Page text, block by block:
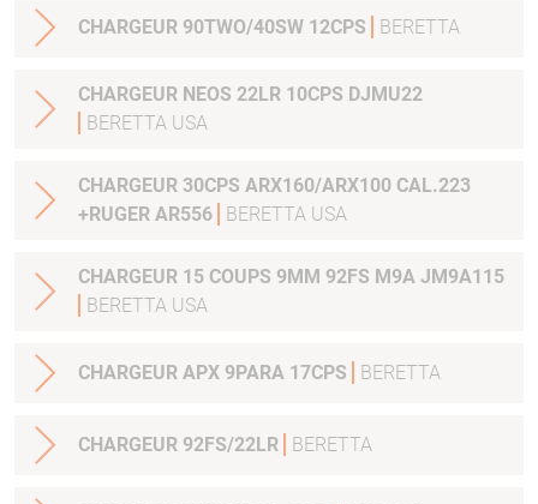
CHARGEUR 90TWO/40SW 12CPS BERETTA
CHARGEUR NEOS 22LR 10CPS DJMU22
BERETTA USA
CHARGEUR 30CPS ARX160/ARX100 CAL.223
+RUGER AR556
BERETTA USA
CHARGEUR 15 COUPS 9MM 92FS M9A JM9A115
BERETTA USA
CHARGEUR APX 9PARA 17CPS BERETTA
CHARGEUR 92FS/22LR BERETTA